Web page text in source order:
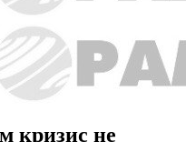
кризис не